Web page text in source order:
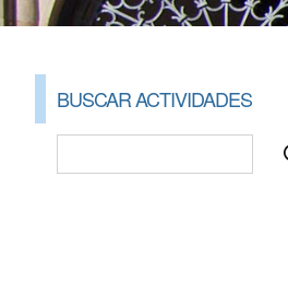
BUSCAR ACTIVIDADES